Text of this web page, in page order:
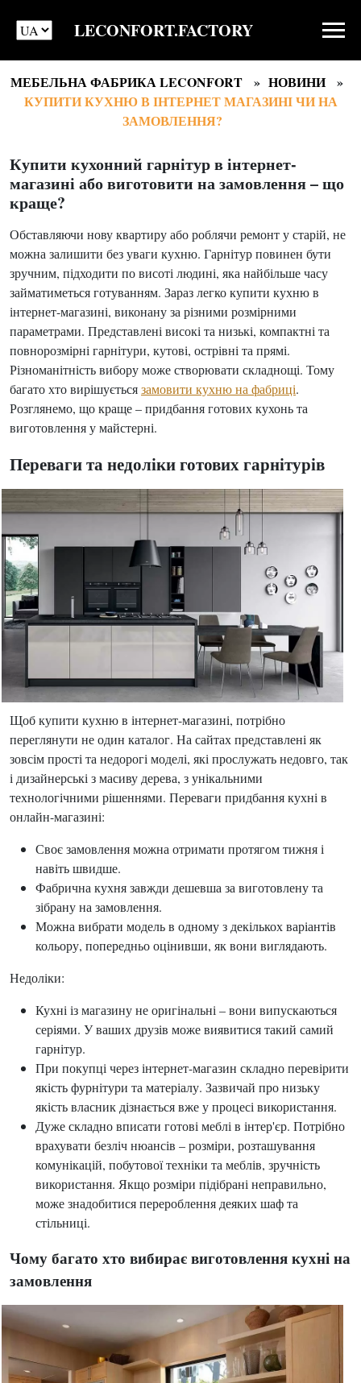
LECONFORT.FACTORY
МЕБЕЛЬНА ФАБРИКА LECONFORT
НОВИНИ
КУПИТИ КУХНЮ В ІНТЕРНЕТ МАГАЗИНІ ЧИ НА
ЗАМОВЛЕННЯ?
Купити кухонний гарнітур в інтернет-
магазині або виготовити на замовлення – що
краще?
Обставляючи нову квартиру або роблячи ремонт у старій, не
можна залишити без уваги кухню. Гарнітур повинен бути
зручним, підходити по висоті людині, яка найбільше часу
займатиметься готуванням. Зараз легко купити кухню в
інтернет-магазині, виконану за різними розмірними
параметрами. Представлені високі та низькі, компактні та
повнорозмірні гарнітури, кутові, острівні та прямі.
Різноманітність вибору може створювати складнощі. Тому
багато хто вирішуєтьсязамовити кухню на фабриці.
Розглянемо, що краще – придбання готових кухонь та
виготовлення у майстерні.
Переваги та недоліки готових гарнітурів
Щоб купити кухню в інтернет-магазині, потрібно
переглянути не один каталог. На сайтах представлені як
зовсім прості та недорогі моделі, які прослужать недовго, так
і дизайнерські з масиву дерева, з унікальними
технологічними рішеннями. Переваги придбання кухні в
онлайн-магазині:
Своє замовлення можна отримати протягом тижня і
навіть швидше.
Фабрична кухня завжди дешевша за виготовлену та
зібрану на замовлення.
Можна вибрати модель в одному з декількох варіантів
кольору, попередньо оцінивши, як вони виглядають.
Недоліки:
Кухні із магазину не оригінальні – вони випускаються
серіями. У ваших друзів може виявитися такий самий
гарнітур.
При покупці через інтернет-магазин складно перевірити
якість фурнітури та матеріалу. Зазвичай про низьку
якість власник дізнається вже у процесі використання.
Дуже складно вписати готові меблі в інтер'єр. Потрібно
врахувати безліч нюансів – розміри, розташування
комунікацій, побутової техніки та меблів, зручність
використання. Якщо розміри підібрані неправильно,
може знадобитися перероблення деяких шаф та
стільниці.
Чому багато хто вибирає виготовлення кухні на
замовлення